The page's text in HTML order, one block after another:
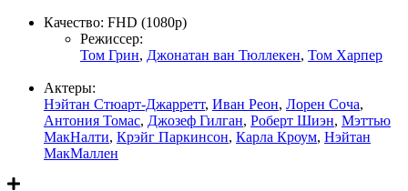
Качество: FHD (1080p)
Режиссер:
Том Грин, Джонатан ван Тюллекен, Том Харпер
Актеры:
Нэйтан Стюарт-Джарретт, Иван Реон, Лорен Соча,
Антония Томас, Джозеф Гилган, Роберт Шиэн, Мэттью
МакНалти, Крэйг Паркинсон, Карла Кроум, Нэйтан
МакМаллен